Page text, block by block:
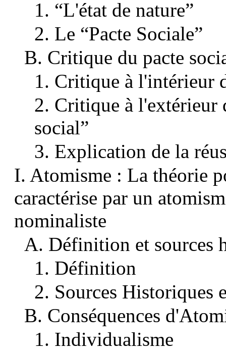
1. “L'état de nature”
2. Le “Pacte Sociale”
B. Critique du pacte
1. Critique à l'intérieur
2. Critique à l'extérieur
social”
3. Explication de la
I. Atomisme : La théorie
caractérise par un
nominaliste
A. Définition et sources
1. Définition
2. Sources Historiques
B. Conséquences
1. Individualisme